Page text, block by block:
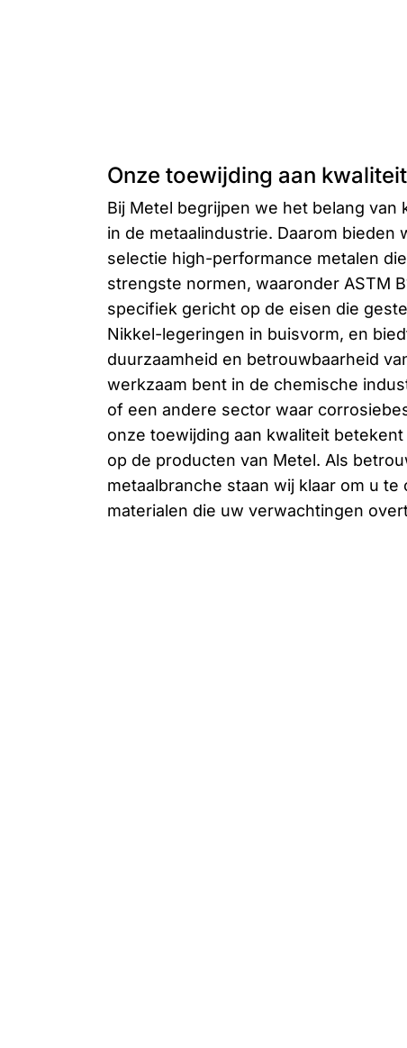
Onze toewijding aan
Bij Metel begrijpen we het belang van
in de metaalindustrie. Daarom bieden
selectie high-performance metalen
strengste normen, waaronder ASTM
specifiek gericht op de eisen die
Nikkel-legeringen in buisvorm, en
duurzaamheid en betrouwbaarheid
werkzaam bent in de chemische
of een andere sector waar
onze toewijding aan kwaliteit
op de producten van Metel. Als
metaalbranche staan wij klaar om u
materialen die uw verwachtingen